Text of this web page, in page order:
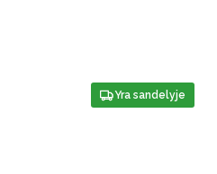
Yra sandelyje